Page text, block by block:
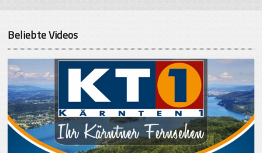
Beliebte Videos